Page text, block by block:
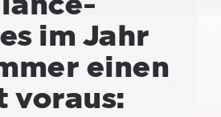
im Jahr
einen
voraus: